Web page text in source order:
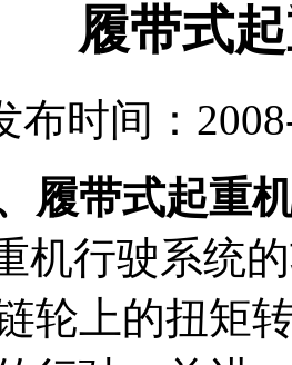
履带式
布时间：
履带式起重
机行驶系统
轮上的扭矩